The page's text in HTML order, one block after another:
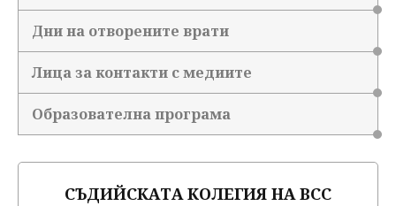
Дни на отворените врати
Лица за контакти с медиите
Образователна програма
СЪДИЙСКАТА КОЛЕГИЯ НА ВСС